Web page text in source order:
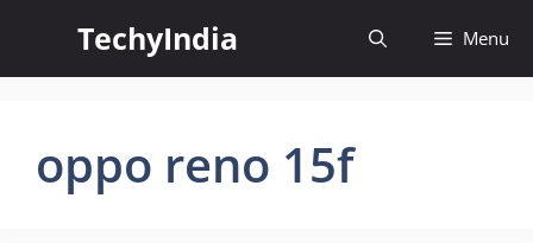
content
TechyIndia Menu
oppo reno 15f